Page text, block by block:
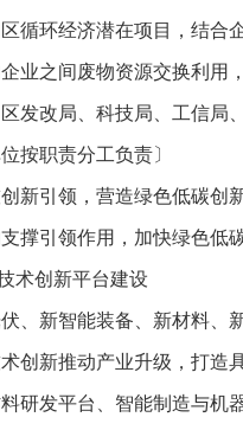
循环经济潜在项目，结合
业之间废物资源交换利用
发改局、科技局、工信局
按职责分工负责〕
创新引领，营造绿色低碳创
撑引领作用，加快绿色低
术创新平台建设
、新智能装备、新材料、
创新推动产业升级，打造
研发平台、智能制造与机